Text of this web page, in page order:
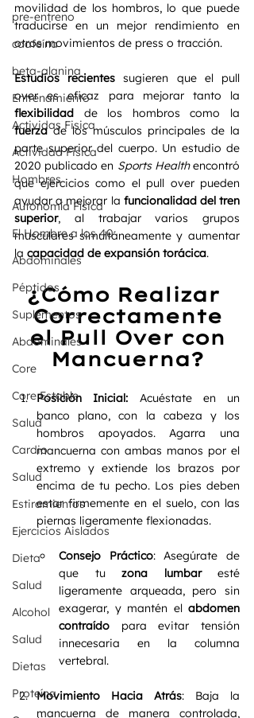
pre-entreno
caafeína
beta-alanina
Entrenamiento
Actividas Fisica
Actividad Fisica
Hombres
Autonomía Física
El Hombre a los 40
Abdominales
Péptidos
Suplementos
Abdominales
Core
Core Estable
Salud
Cardio
Salud
Estiramientos
Ejercicios Aislados
Dieta
Salud
Alcohol
Salud
Dietas
Proteína
movilidad de los hombros, lo que puede
traducirse en un mejor rendimiento en
otros movimientos de press o tracción.
Estudios recientes sugieren que el pull
flexibilidad
fuerza de los músculos principales de la
parte superior del cuerpo. Un estudio de
2020 publicado en Sports Health encontró
que ejercicios como el pull over pueden
ayudar a mejorar la funcionalidad del tren
superior, al trabajar varios grupos
musculares simultáneamente y aumentar
la capacidad de expansión torácica.
¿Cómo Realizar
Correctamente
el Pull Over con
Mancuerna?
Posición Inicial: Acuéstate en un
banco plano, con la cabeza y los
hombros apoyados. Agarra una
mancuerna con ambas manos por el
extremo y extiende los brazos por
encima de tu pecho. Los pies deben
estar firmemente en el suelo, con las
piernas ligeramente flexionadas.
Consejo Práctico: Asegúrate de
que tu zona lumbar esté
ligeramente arqueada, pero sin
exagerar, y mantén el abdomen
contraído para evitar tensión
innecesaria en la columna
vertebral.
Movimiento Hacia Atrás: Baja la
mancuerna de manera controlada,